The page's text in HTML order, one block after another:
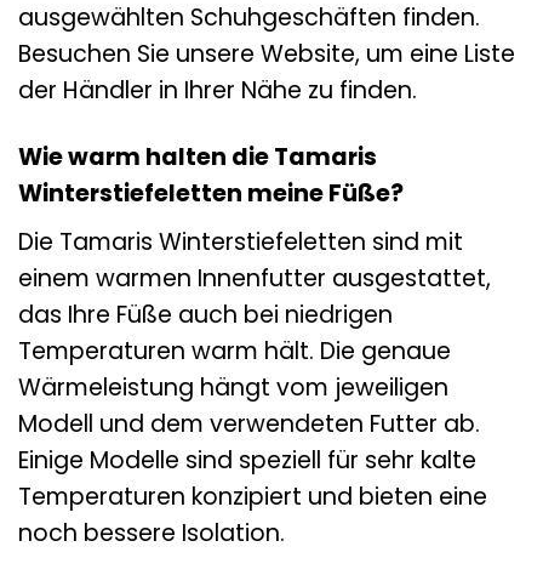
ausgewählten Schuhgeschäften finden.
Besuchen Sie unsere Website, um eine Liste
der Händler in Ihrer Nähe zu finden.
Wie warm halten die Tamaris
Winterstiefeletten meine Füße?
Die Tamaris Winterstiefeletten sind mit
einem warmen Innenfutter ausgestattet,
das Ihre Füße auch bei niedrigen
Temperaturen warm hält. Die genaue
Wärmeleistung hängt vom jeweiligen
Modell und dem verwendeten Futter ab.
Einige Modelle sind speziell für sehr kalte
Temperaturen konzipiert und bieten eine
noch bessere Isolation.